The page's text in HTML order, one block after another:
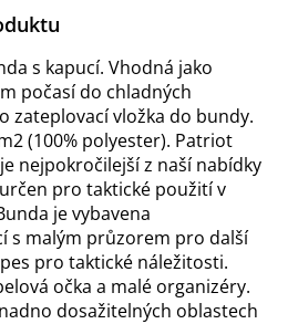
s kapucí. Vhodná jako
počasí do chladných
zateplovací vložka do bundy.
(100% polyester). Patriot
je nejpokročilejší z naší nabídky
pro taktické použití v
je vybavena
s malým průzorem pro další
pro taktické náležitosti.
očka a malé organizéry.
dosažitelných oblastech